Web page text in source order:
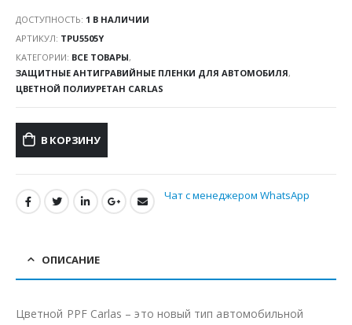
ДОСТУПНОСТЬ: 1 В НАЛИЧИИ
АРТИКУЛ: TPU5505Y
КАТЕГОРИИ: ВСЕ ТОВАРЫ,
ЗАЩИТНЫЕ АНТИГРАВИЙНЫЕ ПЛЕНКИ ДЛЯ АВТОМОБИЛЯ,
ЦВЕТНОЙ ПОЛИУРЕТАН CARLAS
В КОРЗИНУ
Чат с менеджером WhatsApp
ОПИСАНИЕ
Цветной PPF Carlas – это новый тип автомобильной